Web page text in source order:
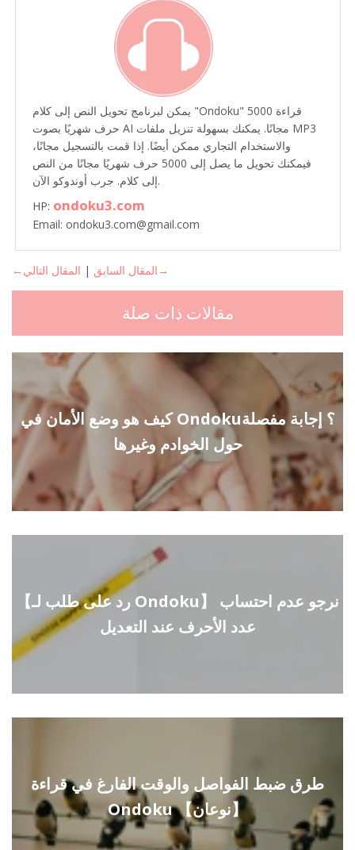
يمكن لبرنامج تحويل النص إلى كلام "Ondoku" قراءة 5000
حرف شهريًا بصوت AI مجانًا. يمكنك بسهولة تنزيل ملفات MP3
والاستخدام التجاري ممكن أيضًا. إذا قمت بالتسجيل مجانًا،
فيمكنك تحويل ما يصل إلى 5000 حرف شهريًا مجانًا من النص
إلى كلام. جرب أوندوكو الآن.
HP: ondoku3.com
Email: ondoku3.com@gmail.com
←المقال السابق | المقال التالي→
مقالات ذات صلة
كيف هو وضع الأمان في Ondoku؟ إجابة مفصلة
حول الخوادم وغيرها
【رد على طلب لـ Ondoku】 نرجو عدم احتساب
عدد الأحرف عند التعديل
طرق ضبط الفواصل والوقت الفارغ في قراءة
Ondoku 【نوعان】